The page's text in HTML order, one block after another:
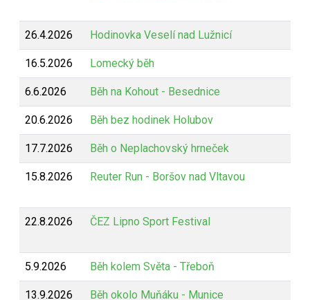
26.4.2026 Hodinovka Veselí nad Lužnicí
16.5.2026 Lomecký běh
6.6.2026 Běh na Kohout - Besednice
20.6.2026 Běh bez hodinek Holubov
17.7.2026 Běh o Neplachovský hrneček
15.8.2026 Reuter Run - Boršov nad Vltavou
22.8.2026 ČEZ Lipno Sport Festival
5.9.2026 Běh kolem Světa - Třeboň
13.9.2026 Běh okolo Muňáku - Munice